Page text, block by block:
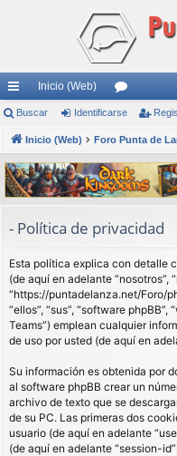
nl
ac
es
rá
s
Inicio (Web)
or
os
Buscar Identificarse
Inicio (Web) Foro Punta de
- Política de privacidad
Esta política explica con detalle
(de aquí en adelante “nosotros”,
“https://puntadelanza.net/Foro/
“ellos”, “sus”, “software phpBB”,
Teams”) emplean cualquier
de uso por usted (de aquí en
Su información es obtenida por
al software phpBB crear un
archivo de texto que se
de su PC. Las primeras dos
usuario (de aquí en adelante
(de aquí en adelante “session-